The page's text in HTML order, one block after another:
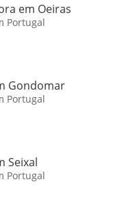
em Oeiras
Portugal
Gondomar
Portugal
Seixal
Portugal